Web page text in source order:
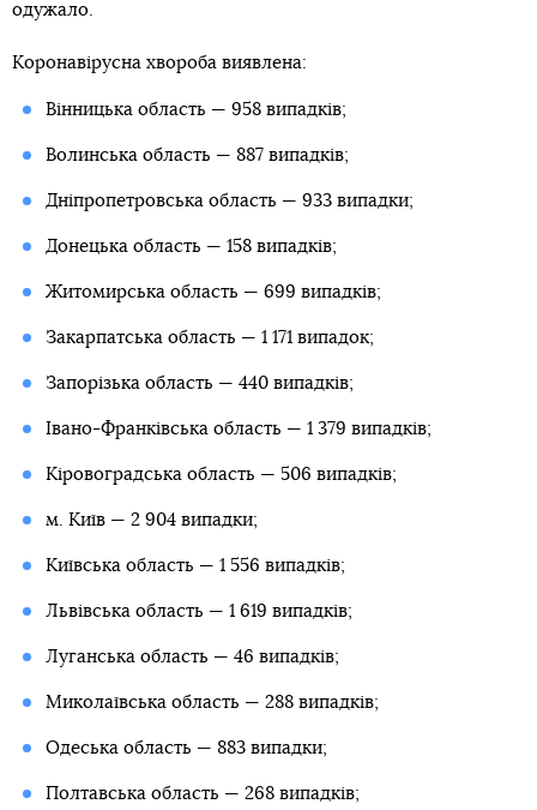
одужало.
Коронавірусна хвороба виявлена:
Вінницька область — 958 випадків;
Волинська область — 887 випадків;
Дніпропетровська область — 933 випадки;
Донецька область — 158 випадків;
Житомирська область — 699 випадків;
Закарпатська область — 1 171 випадок;
Запорізька область — 440 випадків;
Івано-Франківська область — 1 379 випадків;
Кіровоградська область — 506 випадків;
м. Київ — 2 904 випадки;
Київська область — 1 556 випадків;
Львівська область — 1 619 випадків;
Луганська область — 46 випадків;
Миколаївська область — 288 випадків;
Одеська область — 883 випадки;
Полтавська область — 268 випадків;